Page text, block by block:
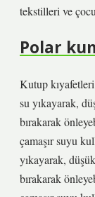
tekstilleri ve
Polar
Kutup
su yıkayarak,
bırakarak
çamaşır suyu
yıkayarak,
bırakarak